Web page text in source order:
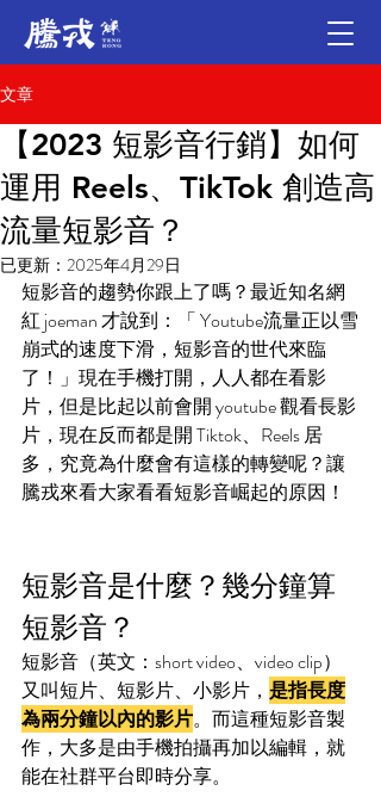
文章
【2023 短影音行銷】如何
運用 Reels、TikTok 創造高
流量短影音？
已更新： 2025年4月29日
短影音的趨勢你跟上了嗎？最近知名網
紅 joeman 才說到：「 Youtube流量正以雪
崩式的速度下滑，短影音的世代來臨
了！」現在手機打開，人人都在看影
片，但是比起以前會開 youtube 觀看長影
片，現在反而都是開 Tiktok、Reels 居
多，究竟為什麼會有這樣的轉變呢？讓
騰戎來看大家看看短影音崛起的原因！
短影音是什麼？幾分鐘算
短影音？
短影音（英文：short video、video clip）
又叫短片、短影片、小影片， 是指長度
為兩分鐘以內的影片。而這種短影音製
作，大多是由手機拍攝再加以編輯，就
能在社群平台即時分享。